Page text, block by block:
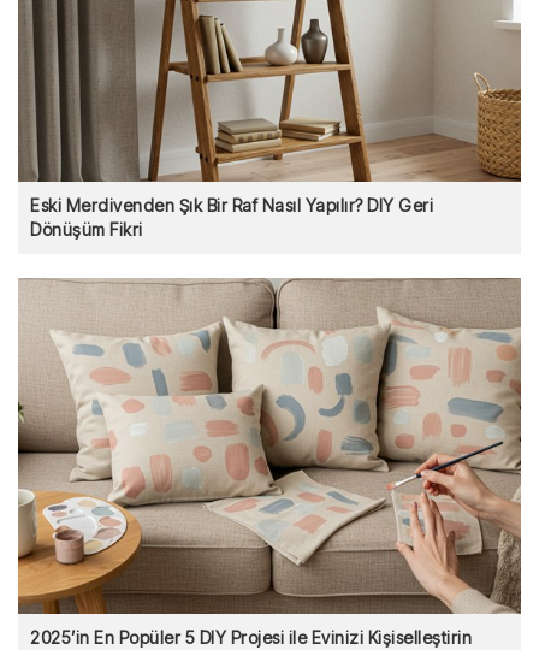
Eski Merdivenden Şık Bir Raf Nasıl Yapılır? DIY Geri
Dönüşüm Fikri
2025’in En Popüler 5 DIY Projesi ile Evinizi Kişiselleştirin